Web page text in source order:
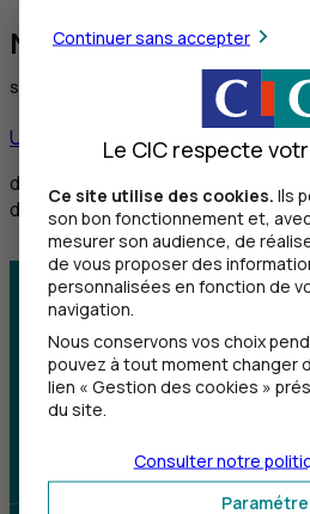
Nous contacter via
Service réservé aux personnes sourdes et
Utiliser ce service
de 8h30 à 12h et de 14h à 18h du
de 8h30 à 12h le samedi
Centre d'aide
Sourds et
malentendants
Continuer sans accepter
Le CIC respecte
Ce site utilise des cookies. Ils
son bon fonctionnement et,
mesurer son audience, de
de vous proposer des
personnalisées en fonction de
navigation.
Nous conservons vos choix
pouvez à tout moment changer
lien « Gestion des cookies »
du site.
Consulter notre